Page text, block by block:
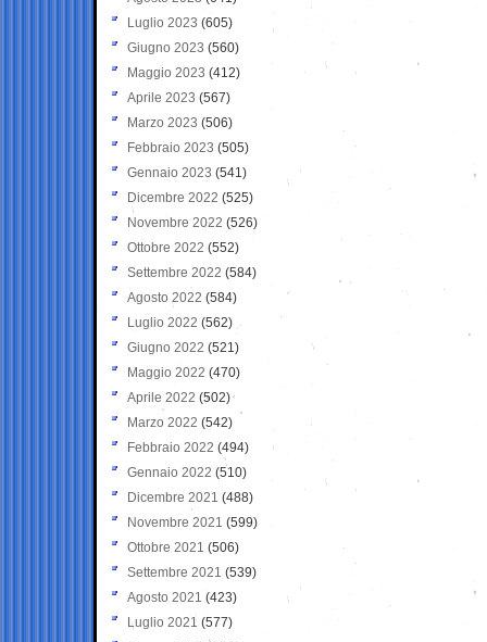
Luglio 2023 (605)
Giugno 2023 (560)
Maggio 2023 (412)
Aprile 2023 (567)
Marzo 2023 (506)
Febbraio 2023 (505)
Gennaio 2023 (541)
Dicembre 2022 (525)
Novembre 2022 (526)
Ottobre 2022 (552)
Settembre 2022 (584)
Agosto 2022 (584)
Luglio 2022 (562)
Giugno 2022 (521)
Maggio 2022 (470)
Aprile 2022 (502)
Marzo 2022 (542)
Febbraio 2022 (494)
Gennaio 2022 (510)
Dicembre 2021 (488)
Novembre 2021 (599)
Ottobre 2021 (506)
Settembre 2021 (539)
Agosto 2021 (423)
Luglio 2021 (577)